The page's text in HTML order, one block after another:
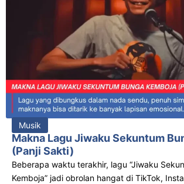
Musik
Makna Lagu Jiwaku Sekuntum
(Panji Sakti)
Beberapa waktu terakhir, lagu “Jiwaku
Kemboja” jadi obrolan hangat di TikTok,